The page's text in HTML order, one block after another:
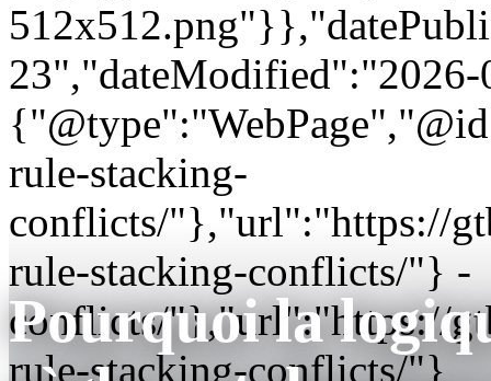
rule-stacking-
conflicts/"},"url":"https://
rule-stacking-conflicts/"} -
conflicts/"},"url":"https://
rule-stacking-conflicts/"}
Pourquoi la